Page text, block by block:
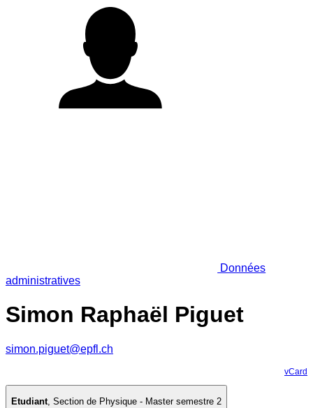
Données
administratives
Simon Raphaël Piguet
simon.piguet@epfl.ch
vCard
Etudiant, Section de Physique - Master semestre 2